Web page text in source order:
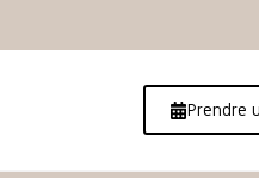
Prendre